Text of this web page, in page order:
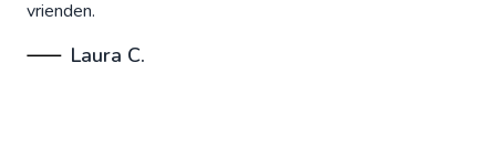
vrienden.
Laura C.